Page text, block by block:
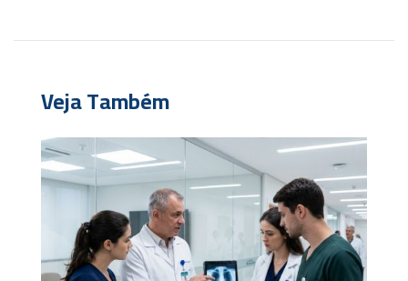
Veja Também